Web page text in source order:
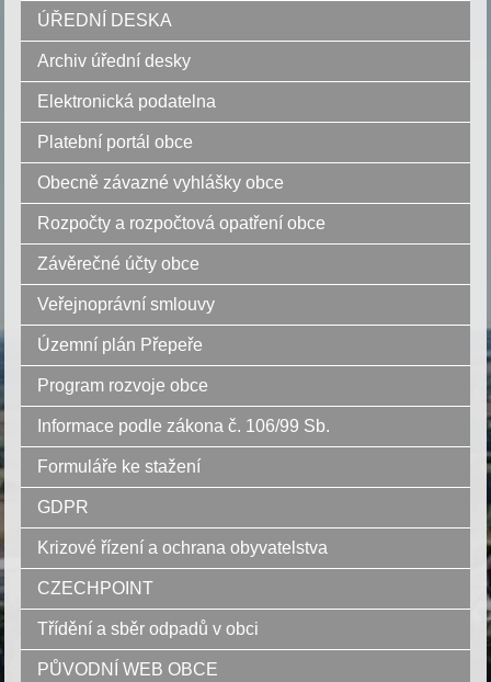
ÚŘEDNÍ DESKA
Archiv úřední desky
Elektronická podatelna
Platební portál obce
Obecně závazné vyhlášky obce
Rozpočty a rozpočtová opatření obce
Závěrečné účty obce
Veřejnoprávní smlouvy
Územní plán Přepeře
Program rozvoje obce
Informace podle zákona č. 106/99 Sb.
Formuláře ke stažení
GDPR
Krizové řízení a ochrana obyvatelstva
CZECHPOINT
Třídění a sběr odpadů v obci
PŮVODNÍ WEB OBCE